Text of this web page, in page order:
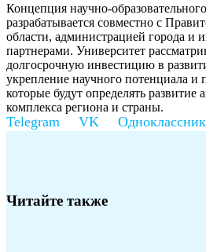
Концепция научно-
разрабатывается совместно с
области, администрацией города и
партнерами. Университет
долгосрочную инвестицию в
укрепление научного потенциала и
которые будут определять
комплекса региона и страны.
Читайте также